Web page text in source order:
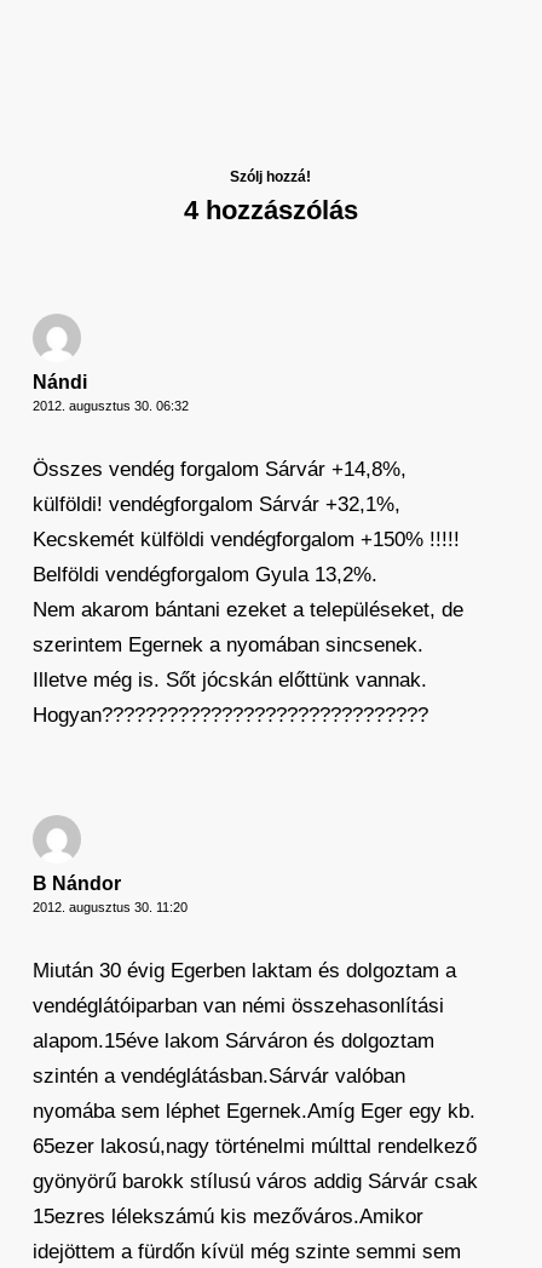
Szólj hozzá!
4 hozzászólás
Nándi
2012. augusztus 30. 06:32
Összes vendég forgalom Sárvár +14,8%,
külföldi! vendégforgalom Sárvár +32,1%,
Kecskemét külföldi vendégforgalom +150% !!!!!
Belföldi vendégforgalom Gyula 13,2%.
Nem akarom bántani ezeket a településeket, de
szerintem Egernek a nyomában sincsenek.
Illetve még is. Sőt jócskán előttünk vannak.
Hogyan??????????????????????????????
B Nándor
2012. augusztus 30. 11:20
Miután 30 évig Egerben laktam és dolgoztam a
vendéglátóiparban van némi összehasonlítási
alapom.15éve lakom Sárváron és dolgoztam
szintén a vendéglátásban.Sárvár valóban
nyomába sem léphet Egernek.Amíg Eger egy kb.
65ezer lakosú,nagy történelmi múlttal rendelkező
gyönyörű barokk stílusú város addig Sárvár csak
15ezres lélekszámú kis mezőváros.Amikor
idejöttem a fürdőn kívül még szinte semmi sem